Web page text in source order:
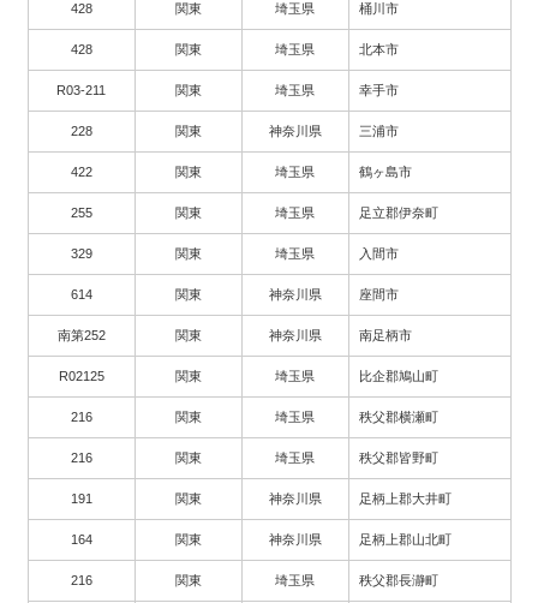
428 関東 埼玉県 桶川市
428 関東 埼玉県 北本市
R03-211 関東 埼玉県 幸手市
228 関東 神奈川県 三浦市
422 関東 埼玉県 鶴ヶ島市
255 関東 埼玉県 足立郡伊奈町
329 関東 埼玉県 入間市
614 関東 神奈川県 座間市
南第252 関東 神奈川県 南足柄市
R02125 関東 埼玉県 比企郡鳩山町
216 関東 埼玉県 秩父郡横瀬町
216 関東 埼玉県 秩父郡皆野町
191 関東 神奈川県 足柄上郡大井町
164 関東 神奈川県 足柄上郡山北町
216 関東 埼玉県 秩父郡長瀞町